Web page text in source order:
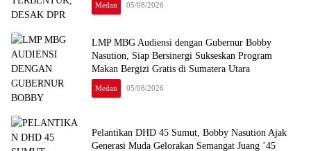
Medan 05/08/2026
LMP MBG Audiensi dengan Gubernur Bobby
Nasution, Siap Bersinergi Sukseskan Program
Makan Bergizi Gratis di Sumatera Utara
Medan 05/08/2026
Pelantikan DHD 45 Sumut, Bobby Nasution Ajak
Generasi Muda Gelorakan Semangat Juang ’45